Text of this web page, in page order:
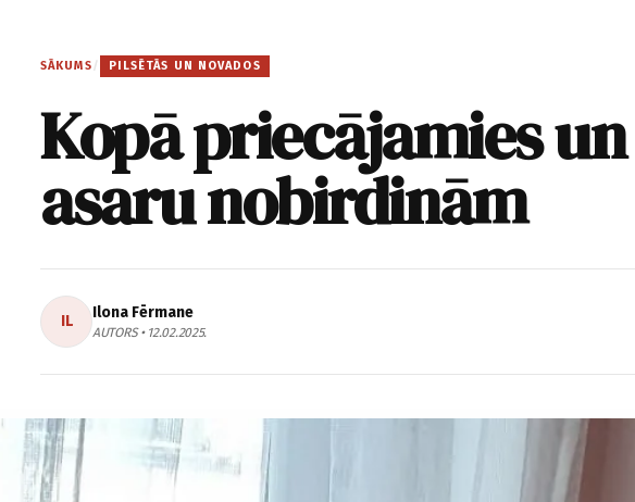
SĀKUMS / PILSĒTĀS UN NOVADOS
Kopā priecājamies
asaru nobirdinām
IL Ilona Fērmane
AUTORS • 12.02.2025.